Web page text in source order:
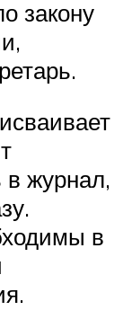
закону
в журнал,
в